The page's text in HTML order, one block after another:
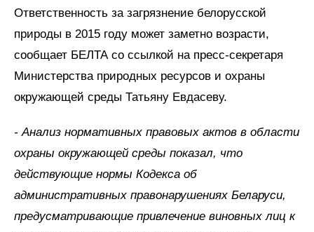
Ответственность за загрязнение белорусской
природы в 2015 году может заметно возрасти,
сообщает БЕЛТА со ссылкой на пресс-секретаря
Министерства природных ресурсов и охраны
окружающей среды Татьяну Евдасеву.
- Анализ нормативных правовых актов в области
охраны окружающей среды показал, что
действующие нормы Кодекса об
административных правонарушениях Беларуси,
предусматривающие привлечение виновных лиц к